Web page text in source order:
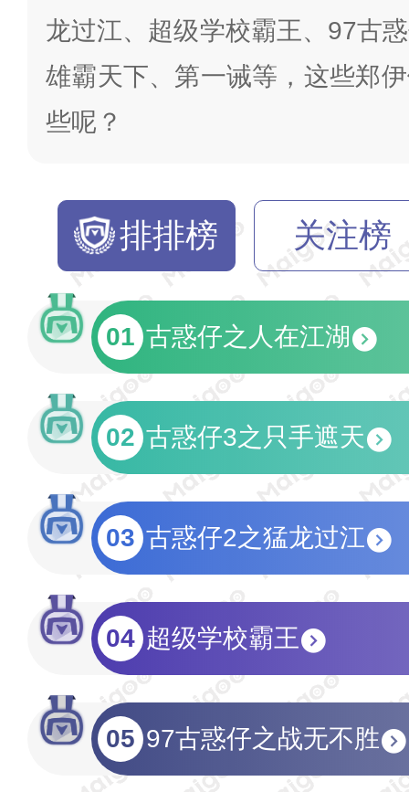
龙过江、超级学校霸王、97古
雄霸天下、第一诫等，这些郑
些呢？
排排榜 关注榜
01 古惑仔之人在江湖
02 古惑仔3之只手遮天
03 古惑仔2之猛龙过江
04 超级学校霸王
05 97古惑仔之战无不胜